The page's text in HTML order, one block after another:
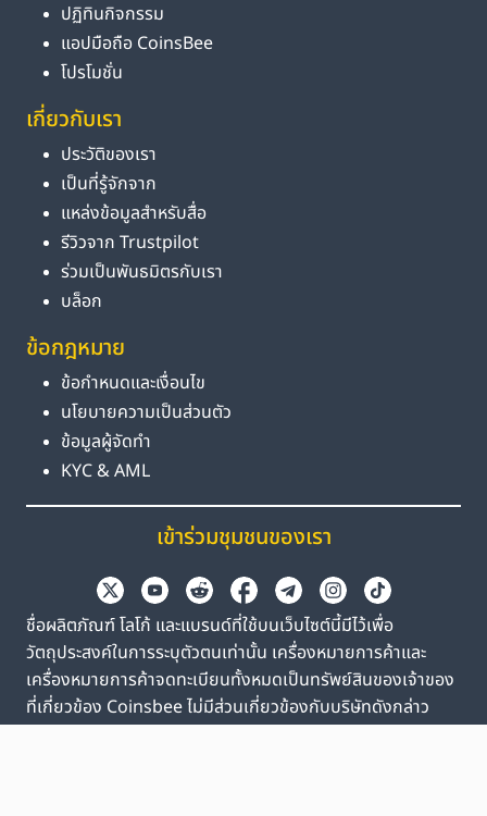
ปฏิทินกิจกรรม
แอปมือถือ CoinsBee
โปรโมชั่น
เกี่ยวกับเรา
ประวัติของเรา
เป็นที่รู้จักจาก
แหล่งข้อมูลสำหรับสื่อ
รีวิวจาก Trustpilot
ร่วมเป็นพันธมิตรกับเรา
บล็อก
ข้อกฎหมาย
ข้อกำหนดและเงื่อนไข
นโยบายความเป็นส่วนตัว
ข้อมูลผู้จัดทำ
KYC & AML
เข้าร่วมชุมชนของเรา
ชื่อผลิตภัณฑ์ โลโก้ และแบรนด์ที่ใช้บนเว็บไซต์นี้มีไว้เพื่อ
วัตถุประสงค์ในการระบุตัวตนเท่านั้น เครื่องหมายการค้าและ
เครื่องหมายการค้าจดทะเบียนทั้งหมดเป็นทรัพย์สินของเจ้าของ
ที่เกี่ยวข้อง Coinsbee ไม่มีส่วนเกี่ยวข้องกับบริษัทดังกล่าว